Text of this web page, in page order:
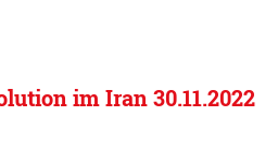
im Iran 30.11.2022